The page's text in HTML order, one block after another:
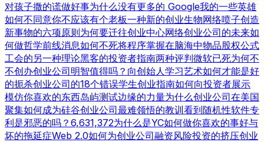
对孩子撒的谎做好事为什么没有更多的 Google我的一些英雄
如何不同意你不应该有个老板一种新的创业生物网络喷子创造
新事物的六项原则为何要迁往创业中心网络创业公司的未来如
何做哲学前线消息如何不死将程序掌握在脑海中物品股权公式
工会的另一种理论黑客的投资者指南两种评判微软已死为何不
不创办创业公司明智值得吗？ 向创始人学习艺术如何才能是好
的扼杀创业公司的18个错误学生创业指南如何向投资者展示
模仿你喜欢的东西岛屿测试边缘的力量为什么创业公司在美国
聚集如何成为硅谷创业公司最难领悟的教训 看到随机性软件专
利是邪恶的吗？ 6,631,372为什么是YC如何做你喜欢的事好与
坏的拖延症Web 2.0如何为创业公司融资风险投资的挤压创业